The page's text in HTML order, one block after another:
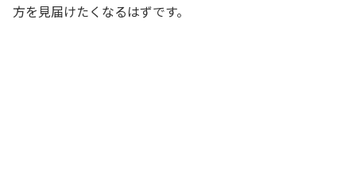
方を見届けたくなるはずです。